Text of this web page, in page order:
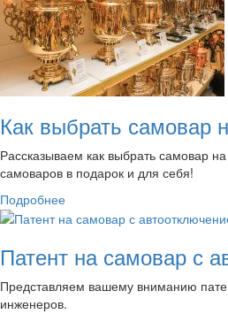
Как выбрать самовар
Рассказываем как выбрать самовар
самоваров в подарок и для себя!
Подробнее
Патент на самовар с
Представляем вашему вниманию
инженеров.